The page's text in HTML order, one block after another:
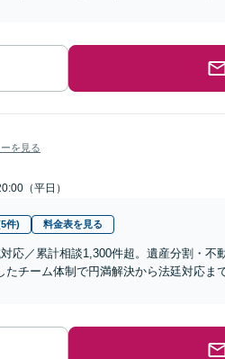
を見る
（平日）
件) 料金表を見る
応／累計相談1,300件超。遺産分割・
たチーム体制で円満解決から法廷対応ま